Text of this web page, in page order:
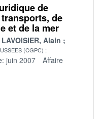
de
de
et de la mer
LAVOISIER, Alain
(CGPC)
juin 2007
Affaire